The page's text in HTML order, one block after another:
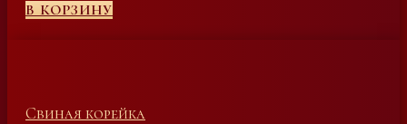
В КОРЗИНУ
Свиная корейка